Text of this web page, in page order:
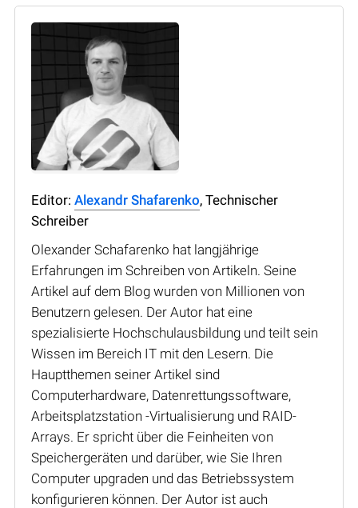
Editor: Alexandr Shafarenko, Technischer
Schreiber
Olexander Schafarenko hat langjährige
Erfahrungen im Schreiben von Artikeln. Seine
Artikel auf dem Blog wurden von Millionen von
Benutzern gelesen. Der Autor hat eine
spezialisierte Hochschulausbildung und teilt sein
Wissen im Bereich IT mit den Lesern. Die
Hauptthemen seiner Artikel sind
Computerhardware, Datenrettungssoftware,
Arbeitsplatzstation -Virtualisierung und RAID-
Arrays. Er spricht über die Feinheiten von
Speichergeräten und darüber, wie Sie Ihren
Computer upgraden und das Betriebssystem
konfigurieren können. Der Autor ist auch